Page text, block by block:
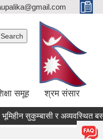
समूह श्रम संसार
सुकुम्बासी र अव्यवस्थित